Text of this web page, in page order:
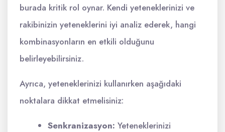
burada kritik rol oynar. Kendi yeteneklerinizi ve
rakibinizin yeteneklerini iyi analiz ederek, hangi
kombinasyonların en etkili olduğunu
belirleyebilirsiniz.
Ayrıca, yeteneklerinizi kullanırken aşağıdaki
noktalara dikkat etmelisiniz:
Senkranizasyon: Yeteneklerinizi